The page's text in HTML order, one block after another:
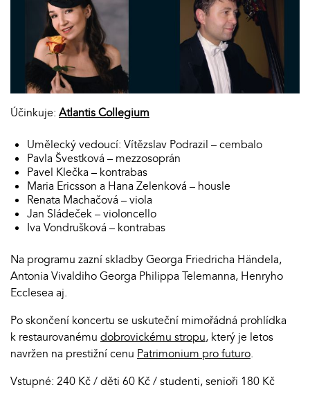
Účinkuje: Atlantis Collegium
Umělecký vedoucí: Vítězslav Podrazil – cembalo
Pavla Švestková – mezzosoprán
Pavel Klečka – kontrabas
Maria Ericsson a Hana Zelenková – housle
Renata Machačová – viola
Jan Sládeček – violoncello
Iva Vondrušková – kontrabas
Na programu zazní skladbyGeorga Friedricha Händela,
Antonia Vivaldiho Georga Philippa Telemanna, Henryho
Ecclesea aj.
Po skončení koncertu se uskuteční mimořádná prohlídka
k restaurovanému dobrovickému stropu, který je letos
navržen na prestižní cenu Patrimonium pro futuro.
Vstupné: 240 Kč / děti 60 Kč / studenti, senioři 180 Kč